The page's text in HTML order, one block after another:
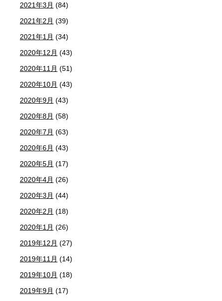
2021年3月 (84)
2021年2月 (39)
2021年1月 (34)
2020年12月 (43)
2020年11月 (51)
2020年10月 (43)
2020年9月 (43)
2020年8月 (58)
2020年7月 (63)
2020年6月 (43)
2020年5月 (17)
2020年4月 (26)
2020年3月 (44)
2020年2月 (18)
2020年1月 (26)
2019年12月 (27)
2019年11月 (14)
2019年10月 (18)
2019年9月 (17)